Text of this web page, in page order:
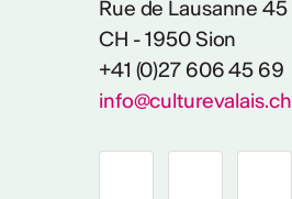
Rue de Lausanne 45
CH - 1950 Sion
+41 (0)27 606 45 69
info@culturevalais.ch